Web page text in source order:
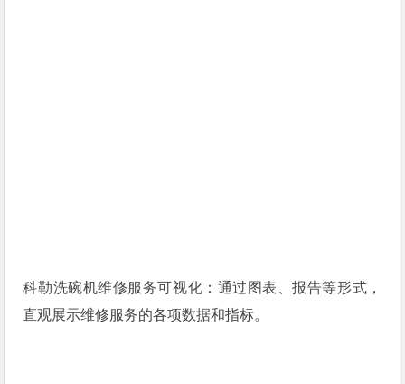
科勒洗碗机维修服务可视化：通过图表、报告等形式，
直观展示维修服务的各项数据和指标。